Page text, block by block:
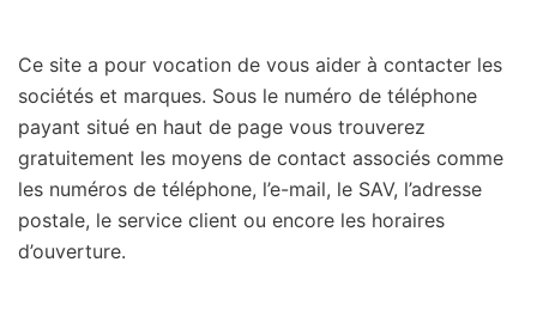
Ce site a pour vocation de vous aider à contacter les
sociétés et marques. Sous le numéro de téléphone
payant situé en haut de page vous trouverez
gratuitement les moyens de contact associés comme
les numéros de téléphone, l’e-mail, le SAV, l’adresse
postale, le service client ou encore les horaires
d’ouverture.